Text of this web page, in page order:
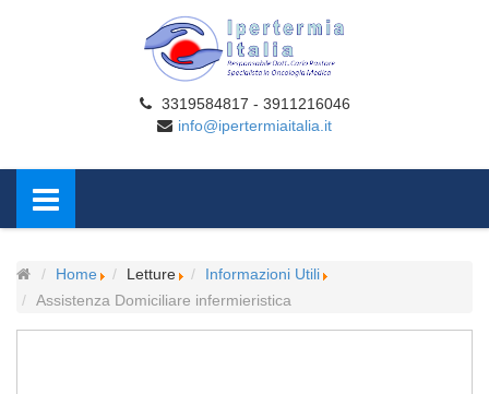
3319584817 - 3911216046
info@ipertermiaitalia.it
Home Letture
Informazioni Utili
Assistenza Domiciliare infermieristica